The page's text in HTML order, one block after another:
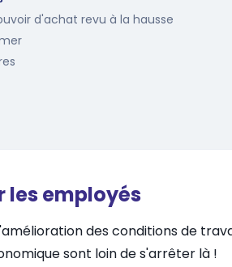
d'achat revu à la hausse
les employés
des conditions de
sont loin de s'arrêter là !